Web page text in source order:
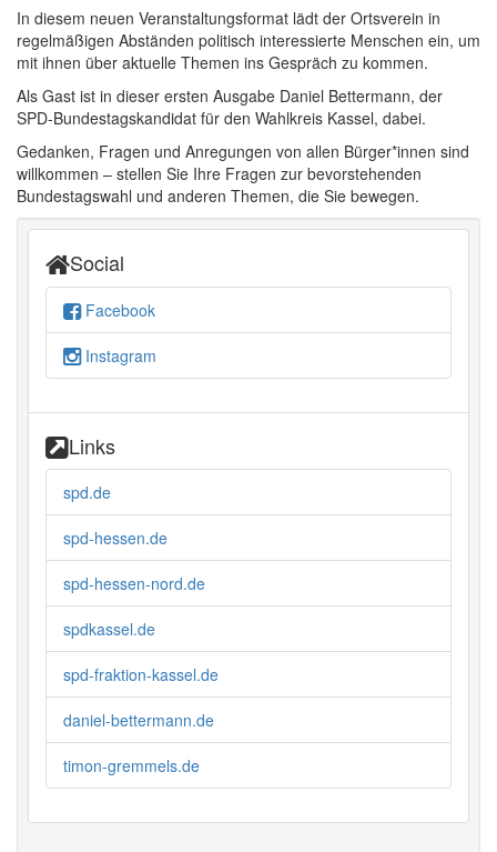
In diesem neuen Veranstaltungsformat lädt der Ortsverein in
regelmäßigen Abständen politisch interessierte Menschen ein, um
mit ihnen über aktuelle Themen ins Gespräch zu kommen.
Als Gast ist in dieser ersten Ausgabe Daniel Bettermann, der
SPD-Bundestagskandidat für den Wahlkreis Kassel, dabei.
Gedanken, Fragen und Anregungen von allen Bürger*innen sind
willkommen – stellen Sie Ihre Fragen zur bevorstehenden
Bundestagswahl und anderen Themen, die Sie bewegen.
Social
Facebook
Instagram
Links
spd.de
spd-hessen.de
spd-hessen-nord.de
spdkassel.de
spd-fraktion-kassel.de
daniel-bettermann.de
timon-gremmels.de